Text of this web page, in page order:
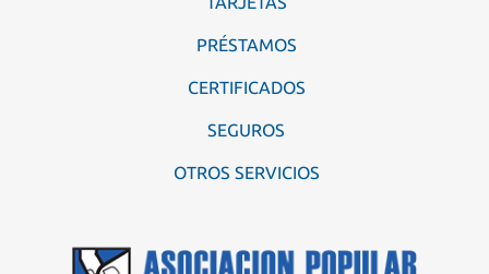
PRÉSTAMOS
CERTIFICADOS
SEGUROS
OTROS SERVICIOS